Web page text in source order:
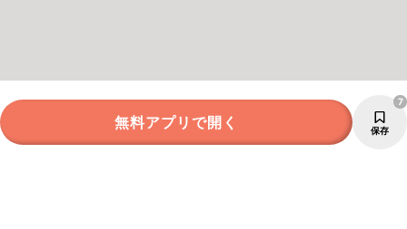
無料アプリで開く 保存
7